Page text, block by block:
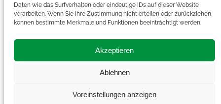
Daten wie das Surfverhalten oder eindeutige IDs auf dieser Website
verarbeiten. Wenn Sie Ihre Zustimmung nicht erteilen oder zurückziehen,
können bestimmte Merkmale und Funktionen beeinträchtigt werden.
Akzeptieren
Ablehnen
Voreinstellungen anzeigen
Autoren
RSS-Feed